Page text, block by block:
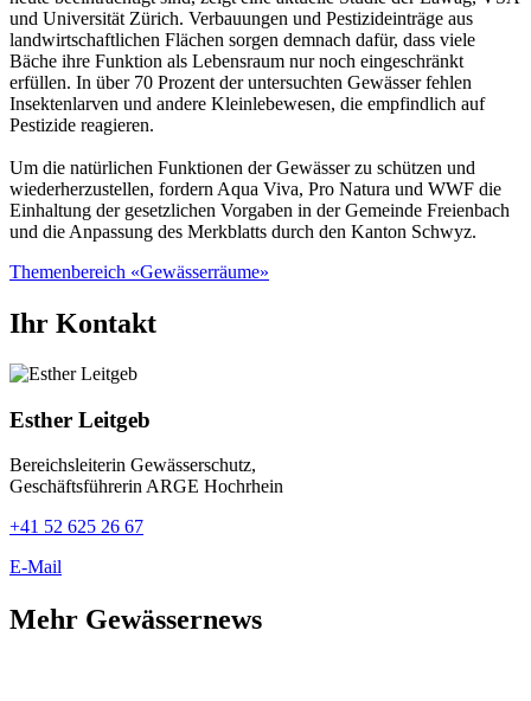
und Universität Zürich. Verbauungen und Pestizideinträge aus
landwirtschaftlichen Flächen sorgen demnach dafür, dass viele
Bäche ihre Funktion als Lebensraum nur noch eingeschränkt
erfüllen. In über 70 Prozent der untersuchten Gewässer fehlen
Insektenlarven und andere Kleinlebewesen, die empfindlich auf
Pestizide reagieren.
Um die natürlichen Funktionen der Gewässer zu schützen und
wiederherzustellen, fordern Aqua Viva, Pro Natura und WWF die
Einhaltung der gesetzlichen Vorgaben in der Gemeinde Freienbach
und die Anpassung des Merkblatts durch den Kanton Schwyz.
Themenbereich «Gewässerräume»
Ihr Kontakt
Esther Leitgeb
Bereichsleiterin Gewässerschutz,
Geschäftsführerin ARGE Hochrhein
+41 52 625 26 67
E-Mail
Mehr Gewässernews